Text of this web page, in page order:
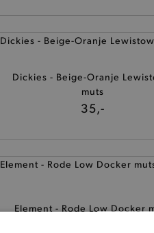
Dickies - Beige-Oranje
muts
35,-
Element - Rode Low Docker